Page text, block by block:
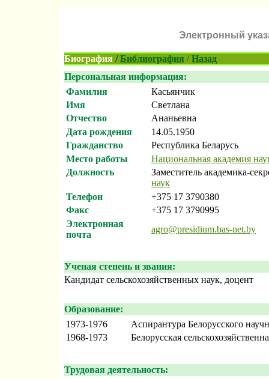
Электронный
Биография /Библиография /Назад
Персональная информация:
Фамилия
Касьянчик
Имя
Светлана
Отчество
Ананьевна
Дата рождения
14.05.1950
Гражданство
Республика Беларусь
Место работы
Национальная академия
Должность
Заместитель академика-
наук
Телефон
+375 17 3790380
Факс
+375 17 3790995
Электронная
почта
agro@presidium.bas-net.by
Ученая степень и звания:
Кандидат сельскохозяйственных наук, доцент
Образование:
1973-1976
Аспирантура Белорусского
1968-1973
Белорусская
Трудовая деятельность: